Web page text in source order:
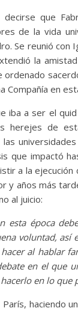
decirse que
de la vida
Se reunió con
la
Compañía en
iba a ser el
herejes de
que impactó
a la
y años más
al juicio:
esta época
voluntad,
al hablar
en el que
en lo que
haciendo